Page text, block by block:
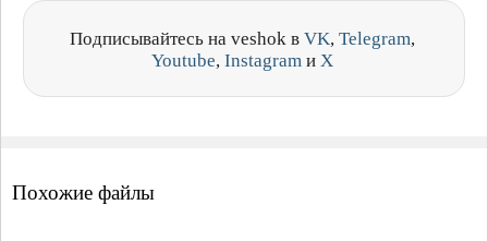
Подписывайтесь на veshok в VK, Telegram,
Youtube, Instagram и X
Похожие файлы